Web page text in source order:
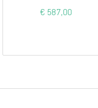
€ 587,00